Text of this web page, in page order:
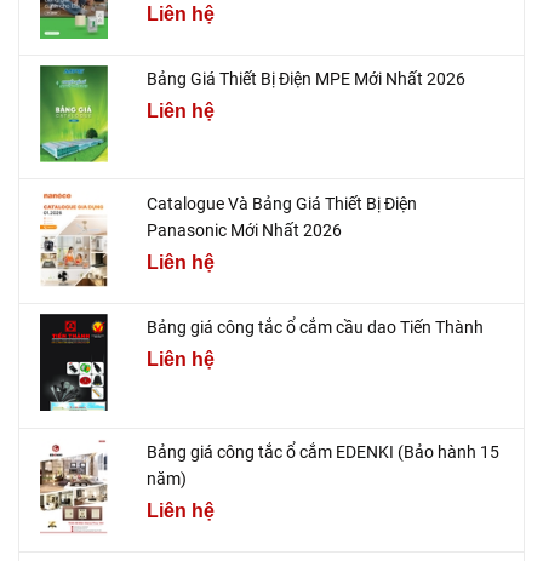
Liên hệ
Bảng Giá Thiết Bị Điện MPE Mới Nhất 2026
Liên hệ
Catalogue Và Bảng Giá Thiết Bị Điện
Panasonic Mới Nhất 2026
Liên hệ
Bảng giá công tắc ổ cắm cầu dao Tiến Thành
Liên hệ
Bảng giá công tắc ổ cắm EDENKI (Bảo hành 15
năm)
Liên hệ